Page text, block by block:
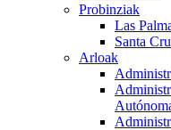
Probinziak
Las
Santa
Arloak